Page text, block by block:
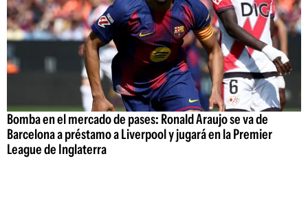
Bomba en el mercado de pases: Ronald Araujo se va de
Barcelona a préstamo a Liverpool y jugará en la Premier
League de Inglaterra